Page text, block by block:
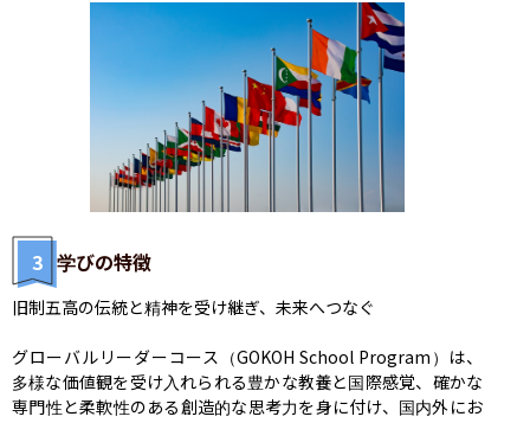
3 学びの特徴
旧制五高の伝統と精神を受け継ぎ、未来へつなぐ
グローバルリーダーコース（GOKOH School Program）は、
多様な価値観を受け入れられる豊かな教養と国際感覚、確かな
専門性と柔軟性のある創造的な思考力を身に付け、国内外にお